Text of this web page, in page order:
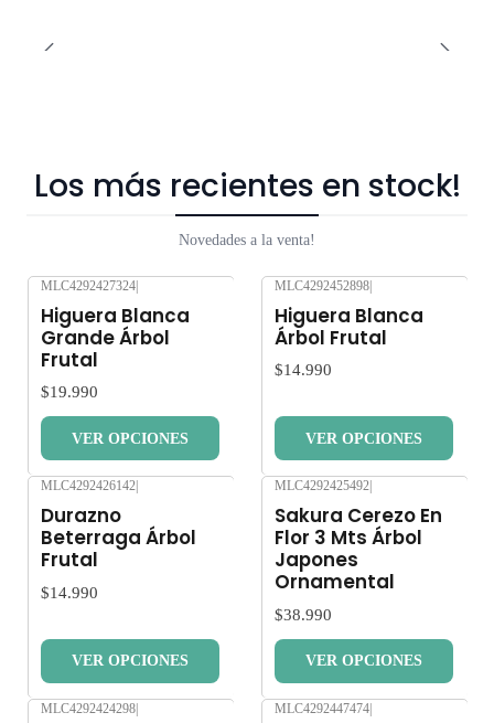
Los más recientes en stock!
Novedades a la venta!
MLC4292427324|
Higuera Blanca
Grande Árbol
Frutal
$19.990
VER OPCIONES
MLC4292452898|
Higuera Blanca
Árbol Frutal
$14.990
VER OPCIONES
MLC4292426142
Durazno
Beterraga Árbol
Frutal
$14.990
VER OPCIONES
MLC4292425492
Sakura Cerezo En
Flor 3 Mts Árbol
Japones
Ornamental
$38.990
VER OPCIONES
MLC4292424298| MLC4292447474|